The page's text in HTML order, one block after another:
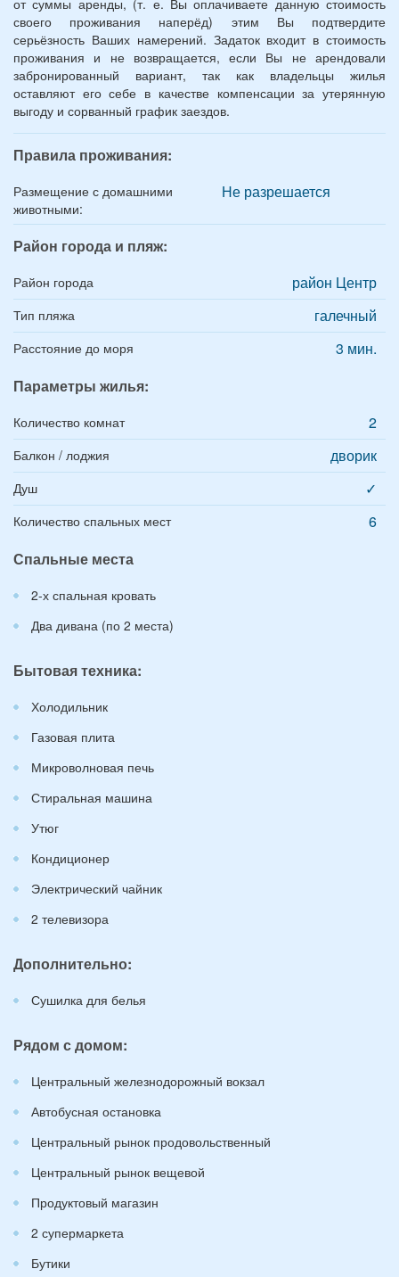
своего проживания наперёд) этим Вы подтвердите
серьёзность Ваших намерений. Задаток входит в стоимость
проживания и не возвращается, если Вы не арендовали
забронированный вариант, так как владельцы жилья
оставляют его себе в качестве компенсации за утерянную
выгоду и сорванный график заездов.
Правила проживания:
Размещение с домашними
животными:
Не разрешается
Район города и пляж:
Район города район Центр
Тип пляжа галечный
Расстояние до моря
3 мин.
Параметры жилья:
Количество комнат 2
Балкон / лоджия дворик
Душ ✓
Количество спальных мест
6
Спальные места
2-х спальная кровать
Два дивана (по 2 места)
Бытовая техника:
Холодильник
Газовая плита
Микроволновая печь
Стиральная машина
Утюг
Кондиционер
Электрический чайник
2 телевизора
Дополнительно:
Сушилка для белья
Рядом с домом:
Центральный железнодорожный вокзал
Автобусная остановка
Центральный рынок продовольственный
Центральный рынок вещевой
Продуктовый магазин
2 супермаркета
Бутики